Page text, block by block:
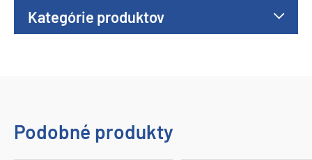
Kategórie produktov
Podobné produkty